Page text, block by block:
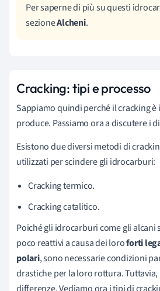
Per saperne di più su questi
sezioneAlcheni.
Cracking: tipi e processo
Sappiamo quindi perché il cracking è
produce. Passiamo ora a discutere i
Esistono due diversi metodi di
utilizzati per scindere gli idrocarburi:
Cracking termico.
Cracking catalitico.
Poiché gli idrocarburi come gli alcani
poco reattivi a causa dei loroforti
polari, sono necessarie condizioni
drastiche per la loro rottura.
differenze. Vediamo ora i tipi di